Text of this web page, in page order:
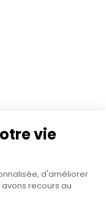
vie
d'améliorer
recours au